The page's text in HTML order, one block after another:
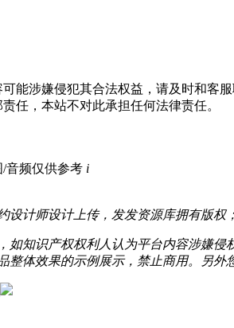
能涉嫌侵犯其合法权益，请及时和客
任，本站不对此承担任何法律责任。
音频仅供参考 i
设计师设计上传，发发资源库拥有版
如知识产权权利人认为平台内容涉嫌
整体效果的示例展示，禁止商用。另